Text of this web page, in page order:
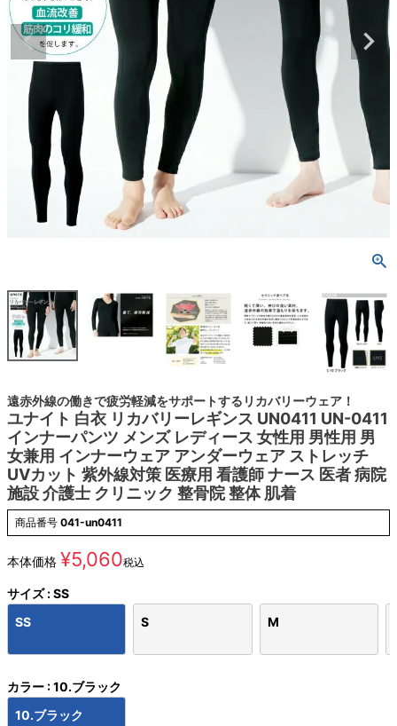
遠赤外線の働きで疲労軽減をサポートするリカバリーウェア！
ユナイト 白衣 リカバリーレギンス UN0411 UN-0411
インナーパンツ メンズ レディース 女性用 男性用 男
女兼用 インナーウェア アンダーウェア ストレッチ
UVカット 紫外線対策 医療用 看護師 ナース 医者 病院
施設 介護士 クリニック 整骨院 整体 肌着
商品番号 041-un0411
本体価格 ¥5,060税込
サイズ SS
SS
S M
カラー 10.ブラック
10.ブラック